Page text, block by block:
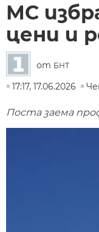
МС
цени и
от БНТ
17:17, 17.06.2026
Поста заема